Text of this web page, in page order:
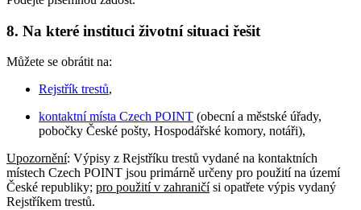
8. Na které instituci životní situaci řešit
Můžete se obrátit na:
Rejstřík trestů,
kontaktní místa Czech POINT (obecní a městské úřady,
pobočky České pošty, Hospodářské komory, notáři),
Upozornění: Výpisy z Rejstříku trestů vydané na kontaktních
místech Czech POINT jsou primárně určeny pro použití na území
České republiky; pro použití v zahraničísi opatřete výpis vydaný
Rejstříkem trestů.